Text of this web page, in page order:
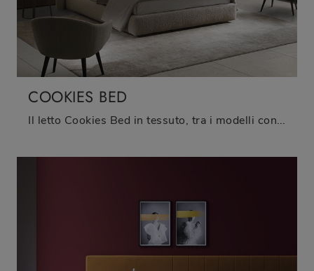
COOKIES BED
Il letto Cookies Bed in tessuto, tra i modelli con contenitore matrimoniali design di Barzaghi Salotti, è pensato per assicurarti il sonno più ...